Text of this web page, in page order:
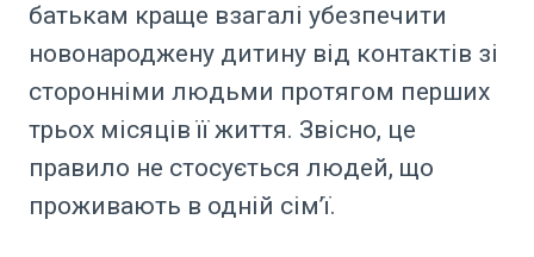
батькам краще взагалі убезпечити
новонароджену дитину від контактів зі
сторонніми людьми протягом перших
трьох місяців її життя. Звісно, це
правило не стосується людей, що
проживають в одній сім’ї.